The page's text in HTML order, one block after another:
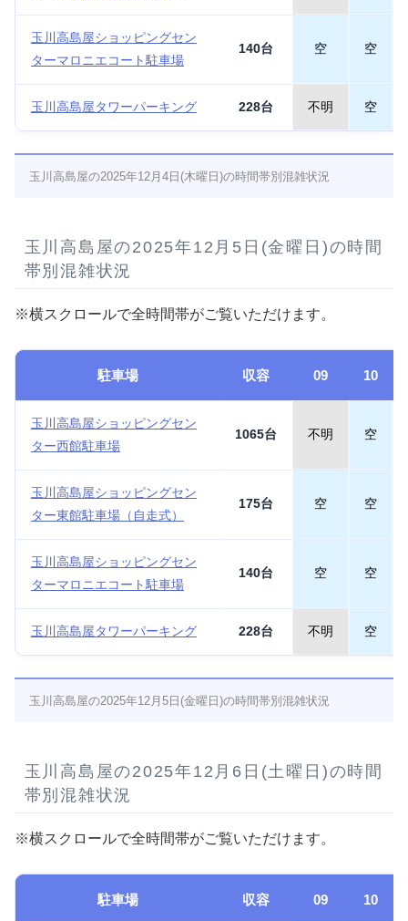
玉川高島屋ショッピングセン
ターマロニエコート駐車場
140台 空 空
玉川高島屋タワーパーキング 228台 不明 空
玉川高島屋の2025年12月4日(木曜日)の時間帯別混雑状況
玉川高島屋の2025年12月5日(金曜日)の時間
帯別混雑状況
※横スクロールで全時間帯がご覧いただけます。
駐車場 収容 09 10
玉川高島屋ショッピングセン
ター西館駐車場
1065台 不明 空
玉川高島屋ショッピングセン
ター東館駐車場（自走式）
175台 空 空
玉川高島屋ショッピングセン
ターマロニエコート駐車場
140台 空 空
玉川高島屋タワーパーキング 228台 不明 空
玉川高島屋の2025年12月5日(金曜日)の時間帯別混雑状況
玉川高島屋の2025年12月6日(土曜日)の時間
帯別混雑状況
※横スクロールで全時間帯がご覧いただけます。
駐車場 収容 09 10